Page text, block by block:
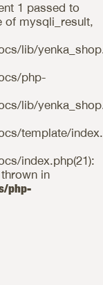
1 passed to
of mysqli_result,
lib/
php-
lib/
template/
index.php(21):
in
php-